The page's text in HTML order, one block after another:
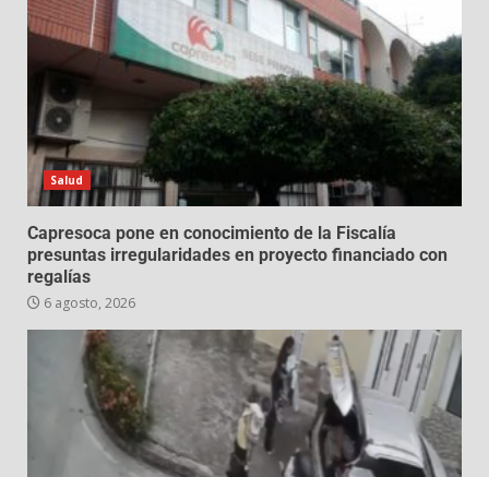
Salud
Capresoca pone en conocimiento de la Fiscalía
presuntas irregularidades en proyecto financiado con
regalías
6 agosto, 2026